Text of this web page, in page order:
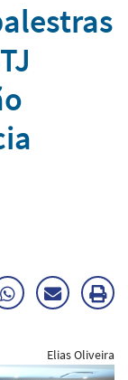
WhatsApp
Enviar
E-
Elias Oliveira